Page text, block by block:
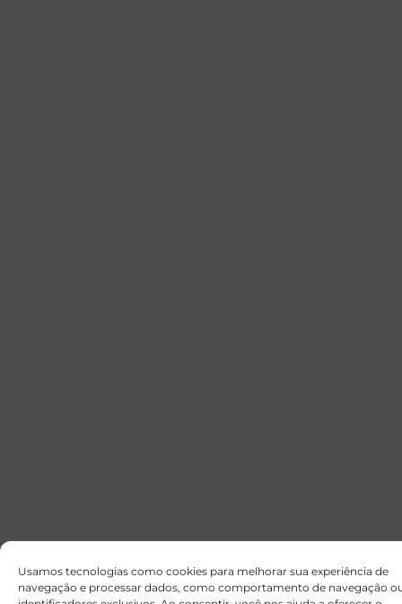
Usamos tecnologias como cookies para melhorar sua experiência de
navegação e processar dados, como comportamento de navegação